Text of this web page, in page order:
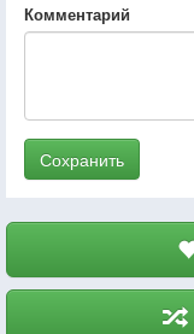
Комментарий
Сохранить